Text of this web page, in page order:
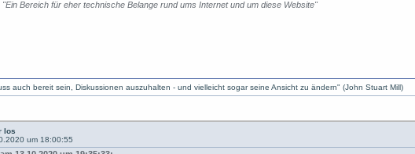
"Ein Bereich für eher technische Belange rund ums Internet und um diese Website"
auch bereit sein, Diskussionen auszuhalten - und vielleicht sogar seine Ansicht zu ändern" (John Stuart Mill)
los
um 18:00:55